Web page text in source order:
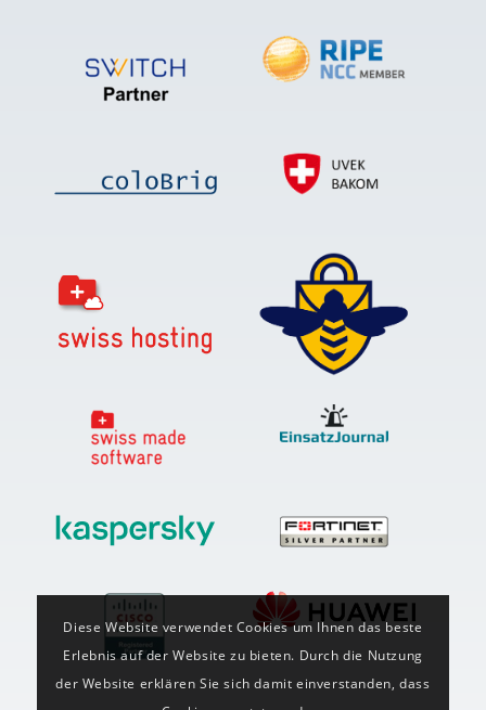
Diese Website verwendet Cookies um Ihnen das beste
Erlebnis auf der Website zu bieten. Durch die Nutzung
der Website erklären Sie sich damit einverstanden, dass